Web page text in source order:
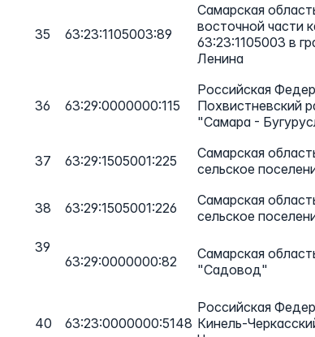
35 63:23:1105003:89
Самарская
восточной части
63:23:1105003 в
Ленина
36 63:29:0000000:115
Российская
Похвистневский
"Самара -
37 63:29:1505001:225
Самарская
сельское
38 63:29:1505001:226
Самарская
сельское
39
63:29:0000000:82
Самарская
"Садовод"
40 63:23:0000000:5148
Российская
Кинель-